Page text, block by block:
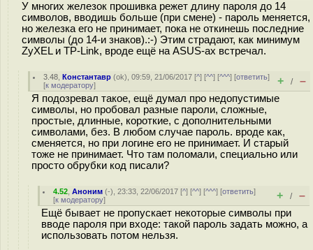
У многих железок прошивка режет длину пароля до 14
символов, вводишь больше (при смене) - пароль меняется,
но железка его не принимает, пока не откинешь последние
символы (до 14-и знаков).:-) Этим страдают, как минимум
ZyXEL и TP-Link, вроде ещё на ASUS-ах встречал.
3.48 ,Константавр (ok), 09:59, 21/06/2017 [^] [^^] [^^^] [ответить]
[к модератору] + / –
Я подозревал такое, ещё думал про недопустимые
символы, но пробовал разные пароли, сложные,
простые, длинные, короткие, с дополнительными
символами, без. В любом случае пароль. вроде как,
сменяется, но при логине его не принимает. И старый
тоже не принимает. Что там поломали, специально или
просто обрубки код писали?
4.52 ,Аноним (-), 23:33, 22/06/2017 [^] [^^] [^^^] [ответить]
[к модератору] + / –
Ещё бывает не пропускает некоторые символы при
вводе пароля при входе: такой пароль задать можно, а
использовать потом нельзя.